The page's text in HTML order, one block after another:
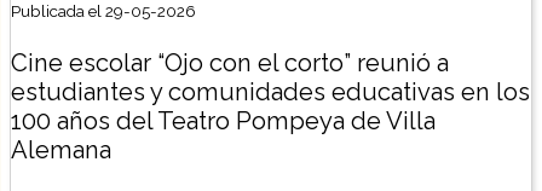
Publicada el 29-05-2026
Cine escolar “Ojo con el corto” reunió a
estudiantes y comunidades educativas en los
100 años del Teatro Pompeya de Villa
Alemana